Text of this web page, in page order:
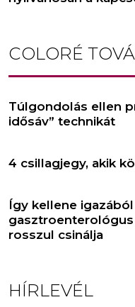
COLORÉ
Túlgondolás ellen
idősáv” technikát
4 csillagjegy, akik
Így kellene
rosszul csinálja
HÍRLEVÉL